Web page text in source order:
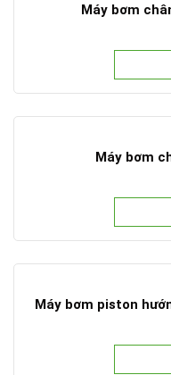
Máy bơm
Máy bơm
Máy bơm piston